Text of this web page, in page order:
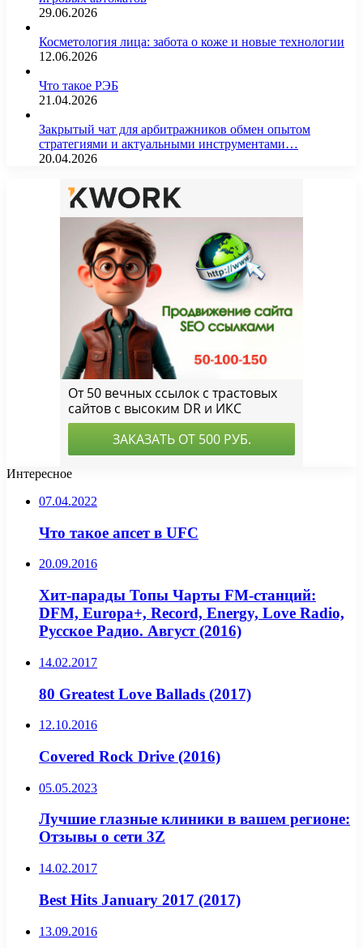
29.06.2026
Косметология лица: забота о коже и новые технологии
12.06.2026
Что такое РЭБ
21.04.2026
Закрытый чат для арбитражников обмен опытом
стратегиями и актуальными инструментами…
20.04.2026
Интересное
07.04.2022
Что такое апсет в UFC
20.09.2016
Хит-парады Топы Чарты FM-станций:
DFM, Europa+, Record, Energy, Love Radio,
Русское Радио. Август (2016)
14.02.2017
80 Greatest Love Ballads (2017)
12.10.2016
Covered Rock Drive (2016)
05.05.2023
Лучшие глазные клиники в вашем регионе:
Отзывы о сети 3Z
14.02.2017
Best Hits January 2017 (2017)
13.09.2016